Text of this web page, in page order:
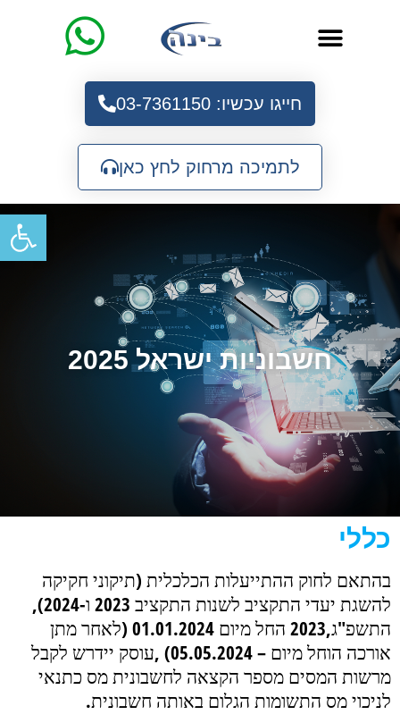
חייגו עכשיו: 03-7361150
לתמיכה מרחוק לחץ כאן
חשבוניות ישראל 2025
כללי
בהתאם לחוק ההתייעלות הכלכלית (תיקוני חקיקה
להשגת יעדי התקציב לשנות התקציב 2023
ו-2024),
התשפ"ג,2023 החל מיום 01.01.2024 (לאחר מתן
אורכה הוחל מיום – 05.05.2024)
,עוסק יידרש לקבל
מרשות המסים מספר הקצאה לחשבונית מס כתנאי
לניכוי מס התשומות הגלום באותה חשבונית.